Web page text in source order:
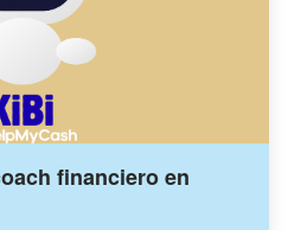
financiero en